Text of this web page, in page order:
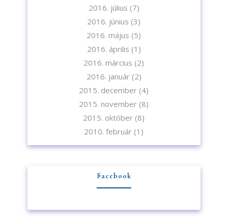
2016. július (7)
2016. június (3)
2016. május (5)
2016. április (1)
2016. március (2)
2016. január(2)
2015. december (4)
2015. november (8)
2015. október (8)
2010. február (1)
Facebook